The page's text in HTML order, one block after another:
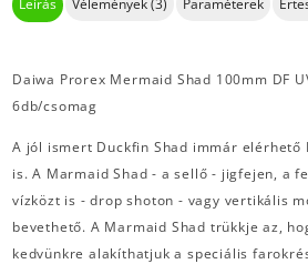
Leírás Vélemények (3) Paraméterek
Daiwa Prorex Mermaid Shad 100mm DF
6db/csomag
A jól ismert Duckfin Shad immár elérhető
is. A Marmaid Shad - a sellő - jigfejen, a
vízközt is - drop shoton - vagy vertikális
bevethető. A Marmaid Shad trükkje az,
kedvünkre alakíthatjuk a speciális